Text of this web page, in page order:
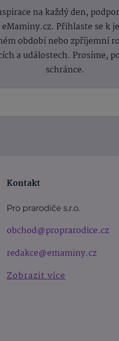
na každý den,
Přihlaste se k
období nebo zpříjemní
a událostech. Prosíme,
schránce.
Kontakt
Pro prarodiče s.r.o.
obchod@proprarodice.cz
redakce@emaminy.cz
Zobrazit více